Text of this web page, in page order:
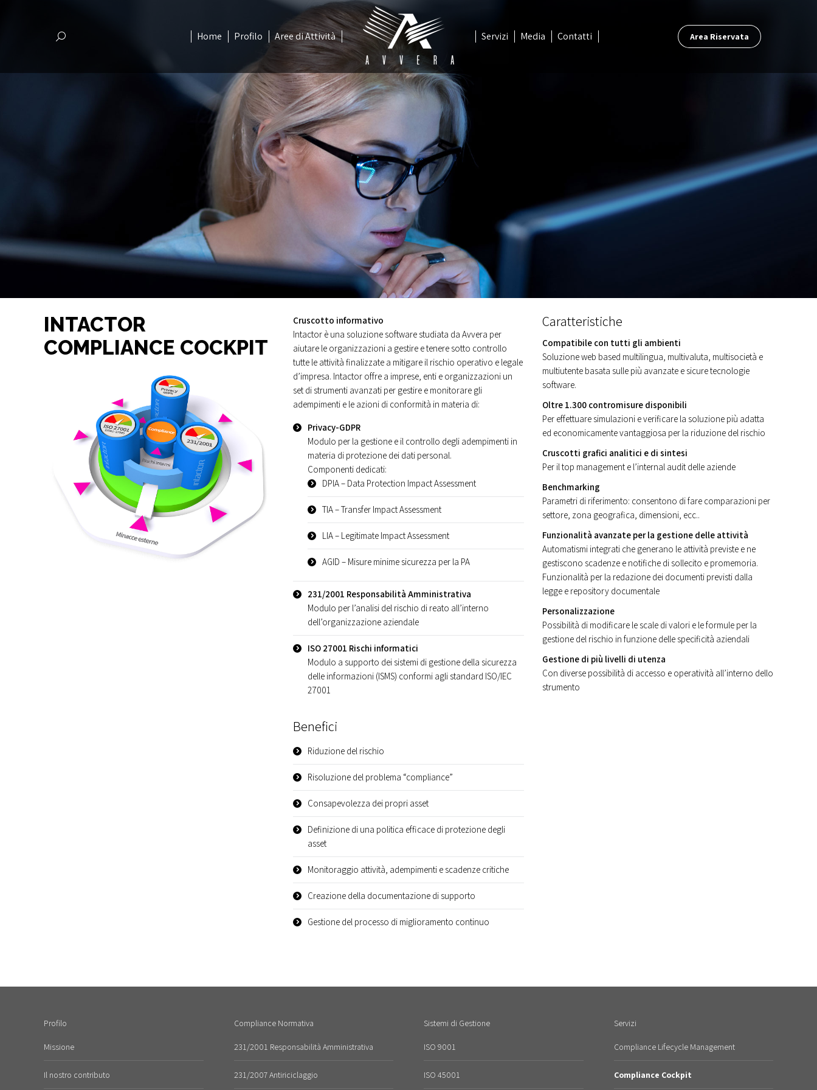
Home Profilo Aree di Attività
Cerca Servizi Media Contatti Area Riservata
INTACTOR
COMPLIANCE COCKPIT
Cruscotto informativo
Intactor è una soluzione software studiata da Avvera per
aiutare le organizzazioni a gestire e tenere sotto controllo
tutte le attività finalizzate a mitigare il rischio operativo e legale
d’impresa. Intactor offre a imprese, enti e organizzazioni un
set di strumenti avanzati per gestire e monitorare gli
adempimenti e le azioni di conformità in materia di:
Privacy-GDPR
Modulo per la gestione e il controllo degli adempimenti in
materia di protezione dei dati personal.
Componenti dedicati:
DPIA – Data Protection Impact Assessment
TIA – Transfer Impact Assessment
LIA – Legitimate Impact Assessment
AGID – Misure minime sicurezza per la PA
231/2001 Responsabilità Amministrativa
Modulo per l’analisi del rischio di reato all’interno
dell’organizzazione aziendale
ISO 27001 Rischi informatici
Modulo a supporto dei sistemi di gestione della sicurezza
delle informazioni (ISMS) conformi agli standard ISO/IEC
27001
Benefici
Riduzione del rischio
Risoluzione del problema “compliance”
Consapevolezza dei propri asset
Definizione di una politica efficace di protezione degli
asset
Monitoraggio attività, adempimenti e scadenze critiche
Creazione della documentazione di supporto
Gestione del processo di miglioramento continuo
Caratteristiche
Compatibile con tutti gli ambienti
Soluzione web based multilingua, multivaluta, multisocietà e
multiutente basata sulle più avanzate e sicure tecnologie
software.
Oltre 1.300 contromisure disponibili
Per effettuare simulazioni e verificare la soluzione più adatta
ed economicamente vantaggiosa per la riduzione del rischio
Cruscotti grafici analitici e di sintesi
Per il top management e l’internal audit delle aziende
Benchmarking
Parametri di riferimento: consentono di fare comparazioni per
settore, zona geografica, dimensioni, ecc..
Funzionalità avanzate per la gestione delle attività
Automatismi integrati che generano le attività previste e ne
gestiscono scadenze e notifiche di sollecito e promemoria.
Funzionalità per la redazione dei documenti previsti dalla
legge e repository documentale
Personalizzazione
Possibilità di modificare le scale di valori e le formule per la
gestione del rischio in funzione delle specificità aziendali
Gestione di più livelli di utenza
Con diverse possibilità di accesso e operatività all’interno dello
strumento
Profilo
Missione
Il nostro contributo
Compliance Normativa
231/2001 Responsabilità Amministrativa
231/2007 Antiriciclaggio
Sistemi di Gestione
ISO 9001
ISO 45001
Servizi
Compliance Lifecycle Management
Compliance Cockpit
Home Profilo Aree di Attività
Cerca Servizi Media Contatti